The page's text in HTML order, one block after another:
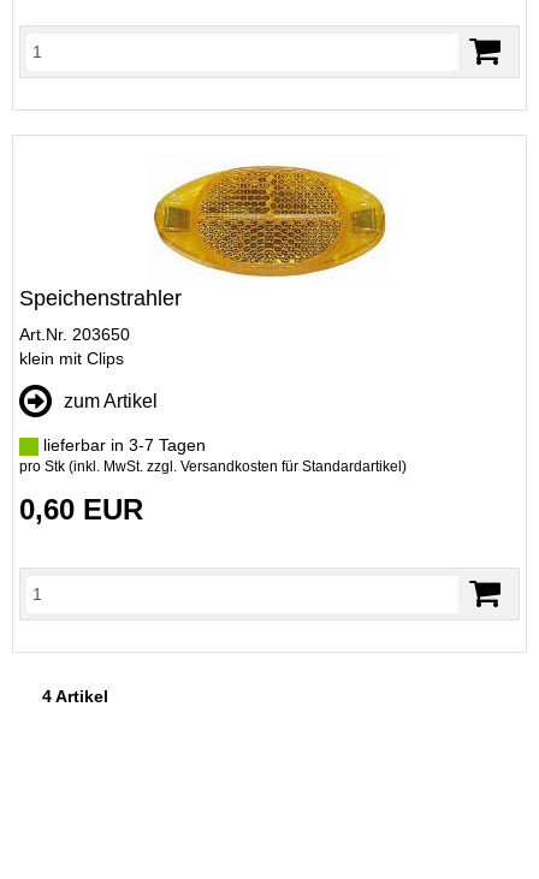
Speichenstrahler
Art.Nr. 203650
klein mit Clips
zum Artikel
lieferbar in 3-7 Tagen
pro Stk (inkl. MwSt. zzgl. Versandkosten für Standardartikel )
0,60 EUR
4 Artikel